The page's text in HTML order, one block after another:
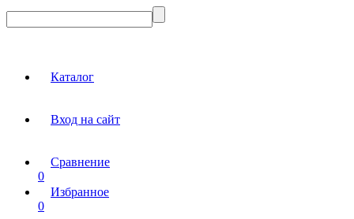
Каталог
Вход на сайт
Сравнение
0
Избранное
0